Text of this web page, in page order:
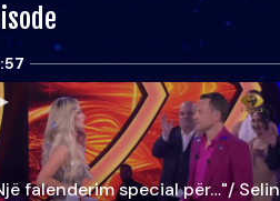
falenderim special për…"/ Selin